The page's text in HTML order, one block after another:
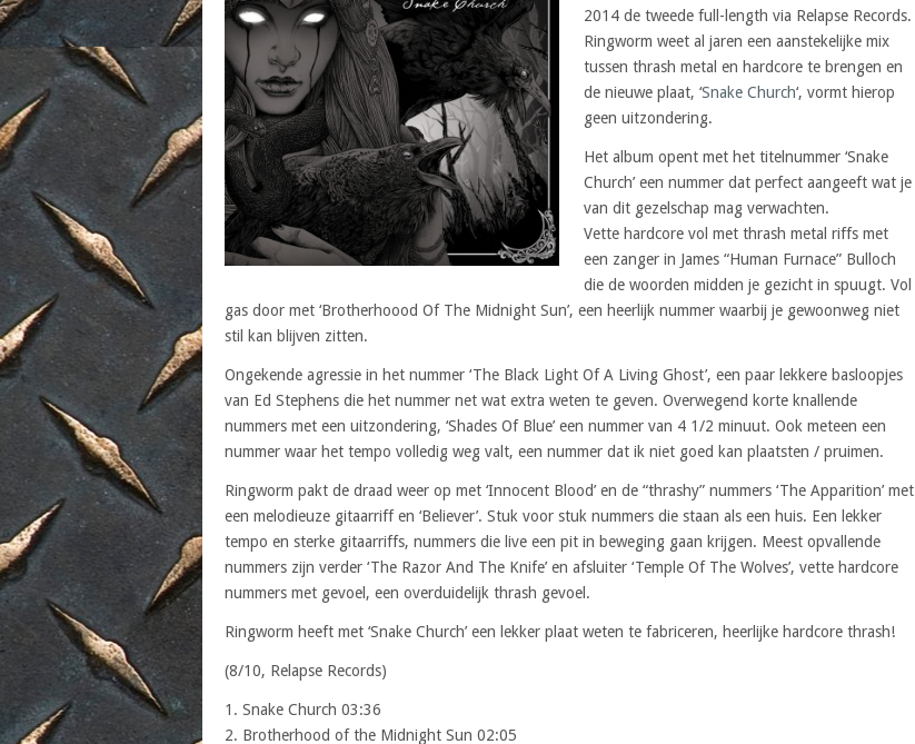
2014 de tweede full-length via Relapse Records.
Ringworm weet al jaren een aanstekelijke mix
tussen thrash metal en hardcore te brengen en
de nieuwe plaat, ‘Snake Church‘, vormt hierop
geen uitzondering.
Het album opent met het titelnummer ‘Snake
Church’ een nummer dat perfect aangeeft wat je
van dit gezelschap mag verwachten.
Vette hardcore vol met thrash metal riffs met
een zanger in James “Human Furnace” Bulloch
die de woorden midden je gezicht in spuugt. Vol
gas door met ‘Brotherhoood Of The Midnight Sun’, een heerlijk nummer waarbij je gewoonweg niet
stil kan blijven zitten.
Ongekende agressie in het nummer ‘The Black Light Of A Living Ghost’, een paar lekkere basloopjes
van Ed Stephens die het nummer net wat extra weten te geven. Overwegend korte knallende
nummers met een uitzondering, ‘Shades Of Blue’ een nummer van 4 1/2 minuut. Ook meteen een
nummer waar het tempo volledig weg valt, een nummer dat ik niet goed kan plaatsten / pruimen.
Ringworm pakt de draad weer op met ‘Innocent Blood’ en de “thrashy” nummers ‘The Apparition’ met
een melodieuze gitaarriff en ‘Believer’. Stuk voor stuk nummers die staan als een huis. Een lekker
tempo en sterke gitaarriffs, nummers die live een pit in beweging gaan krijgen. Meest opvallende
nummers zijn verder ‘The Razor And The Knife’ en afsluiter ‘Temple Of The Wolves’, vette hardcore
nummers met gevoel, een overduidelijk thrash gevoel.
Ringworm heeft met ‘Snake Church’ een lekker plaat weten te fabriceren, heerlijke hardcore thrash!
(8/10, Relapse Records)
1. Snake Church 03:36
2. Brotherhood of the Midnight Sun 02:05